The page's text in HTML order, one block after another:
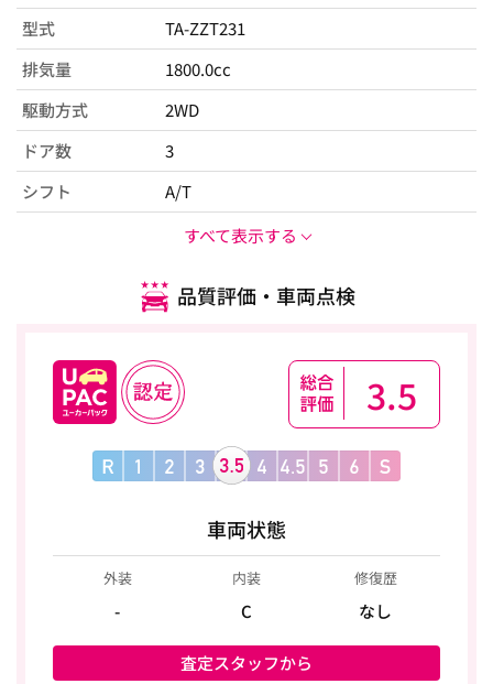
型式
TA-ZZT231
排気量
1800.0cc
駆動方式
2WD
ドア数
3
シフト
A/T
すべて表示する
品質評価・車両点検
3.5
車両状態
外装
-
内装
C
修復歴
なし
査定スタッフから